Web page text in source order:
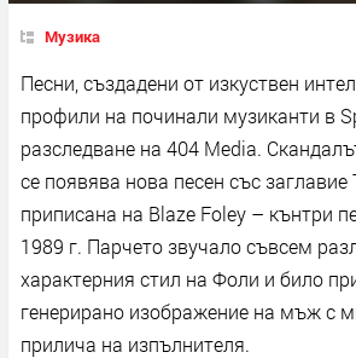
Музика
Песни, създадени от изкуствен
профили на починали музиканти в
разследване на 404 Media.
се появява нова песен със заглавие
приписана на Blaze Foley – кънтри
1989 г. Парчето звучало съвсем
характерния стил на Фоли и било
генерирано изображение на мъж с
прилича на изпълнителя.